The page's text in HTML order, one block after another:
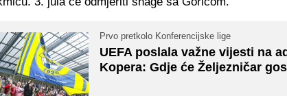
Prvo pretkolo Konferencijske lige
UEFA poslala važne vijesti na
Kopera: Gdje će Željezničar